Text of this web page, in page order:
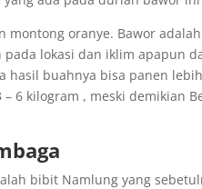
oranye. Bawor
lokasi dan iklim apapun
buahnya bisa panen
6 kilogram , meski demikian
bibit Namlung yang